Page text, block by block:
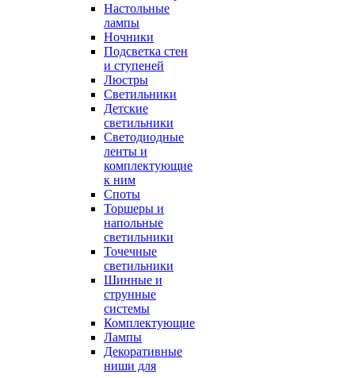
Настольные
лампы
Ночники
Подсветка стен
и ступеней
Люстры
Светильники
Детские
светильники
Светодиодные
ленты и
комплектующие
к ним
Споты
Торшеры и
напольные
светильники
Точечные
светильники
Шинные и
струнные
системы
Комплектующие
Лампы
Декоративные
ниши для